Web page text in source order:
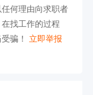
何理由向求职者
找工作的过程
骗！ 立即举报